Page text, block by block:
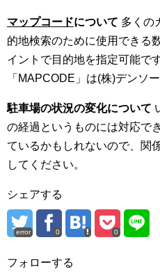
マップコードについて 多くの
的地検索のために使用できる
イントで目的地を指定可能で
「MAPCODE」は(株)デンソ
駐車場の状況の変化について
の経過というものには対応で
ているかもしれないので、関
してください。
シェアする
error 0 0
フォローする